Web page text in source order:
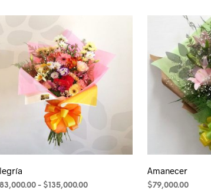
83,000.00 - $135,000.00Rango
Amanecer
$79,000.00